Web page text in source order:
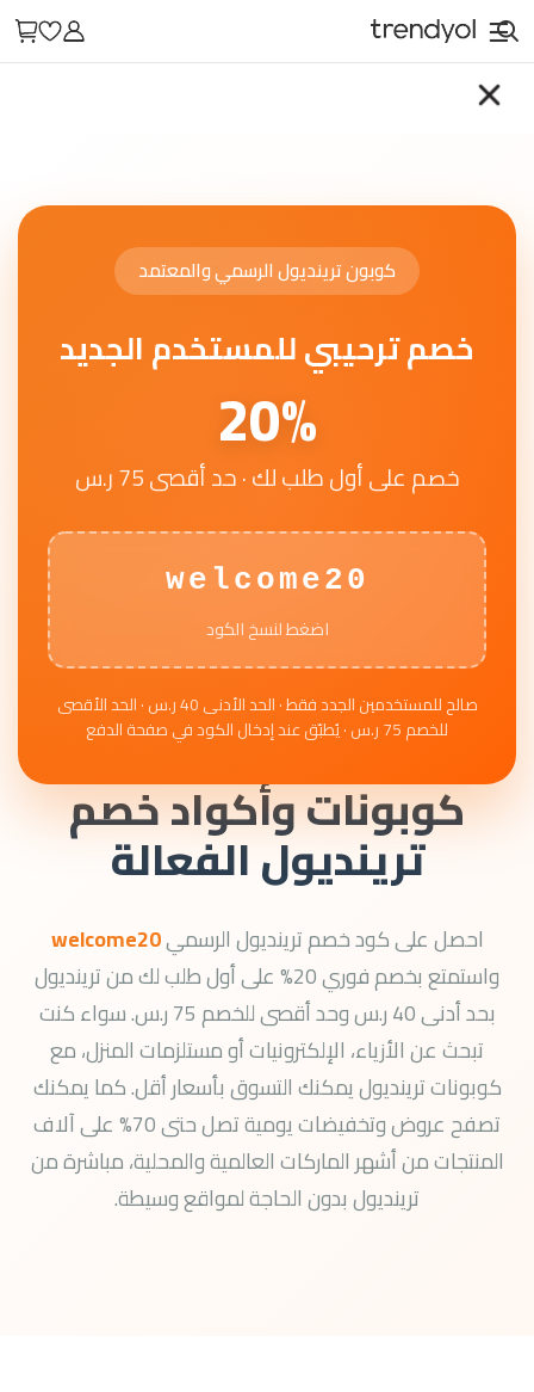
كوبونات وأكواد خصم
ترينديول الفعالة
احصل على كود خصم ترينديول الرسميwelcome20
واستمتع بخصم فوري 20% على أول طلب لك من ترينديول
بحد أدنى 40 ر.س وحد أقصى للخصم 75 ر.س. سواء كنت
تبحث عن الأزياء، الإلكترونيات أو مستلزمات المنزل، مع
كوبونات ترينديول يمكنك التسوق بأسعار أقل. كما يمكنك
تصفح عروض وتخفيضات يومية تصل حتى 70% على آلاف
المنتجات من أشهر الماركات العالمية والمحلية، مباشرة من
ترينديول بدون الحاجة لمواقع وسيطة.
كوبون ترينديول الرسمي والمعتمد
خصم ترحيبي للمستخدم الجديد
20%
خصم على أول طلب لك · حد أقصى 75 ر.س
welcome20
اضغط لنسخ الكود
صالح للمستخدمين الجدد فقط · الحد الأدنى 40 ر.س · الحد الأقصى
للخصم 75 ر.س · يُطبّق عند إدخال الكود في صفحة الدفع